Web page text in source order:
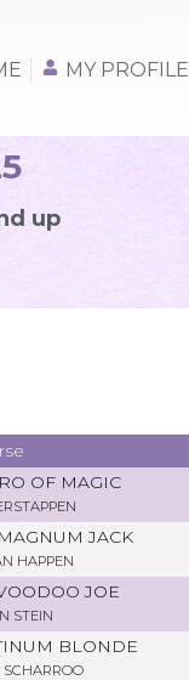
MY PROFILE
up
OF MAGIC
JACK
HAPPEN
JOE
STEIN
BLONDE